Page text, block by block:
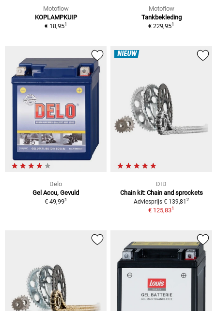
Motoflow
KOPLAMPKUIP
€ 18,951
Motoflow
Tankbekleding
€ 229,951
Delo
Gel Accu, Gevuld
€ 49,991
NIEUW
DID
Chain kit: Chain and sprockets
Adviesprijs € 139,81 2
€ 125,831